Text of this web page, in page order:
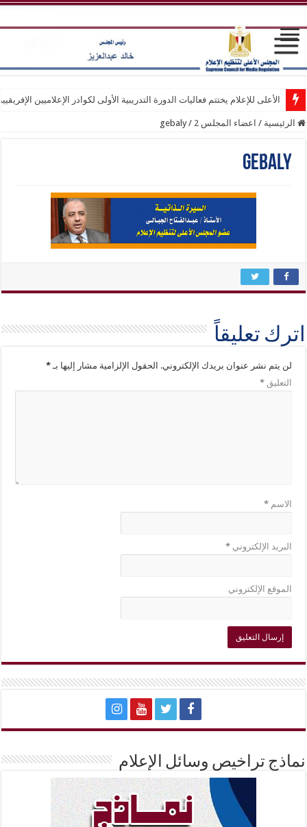
الأعلى للإعلام يختتم فعاليات الدورة التدريبية الأولى لكوادر الإعلاميين
الرئيسية / اعضاء المجلس 2 /
gebaly
gebaly
اترك تعليقاً
لن يتم نشر عنوان بريدك الإلكتروني. الحقول الإلزامية مشار إليها بـ*
التعليق*
الاسم*
البريد الإلكتروني*
الموقع الإلكتروني
نماذج تراخيص وسائل الإعلام